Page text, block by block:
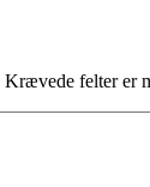
Krævede felter er